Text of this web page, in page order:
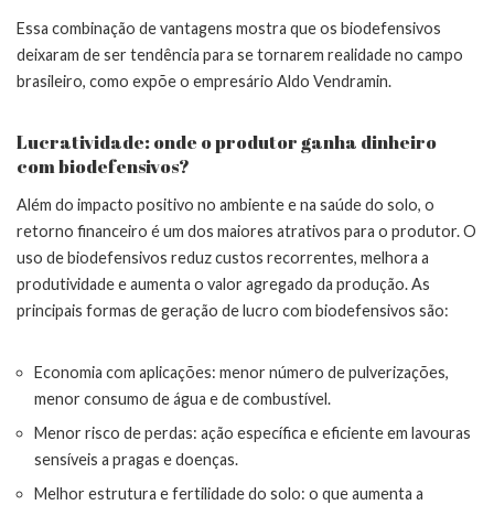
Essa combinação de vantagens mostra que os biodefensivos
deixaram de ser tendência para se tornarem realidade no campo
brasileiro, como expõe o empresário Aldo Vendramin.
Lucratividade: onde o produtor ganha dinheiro
com biodefensivos?
Além do impacto positivo no ambiente e na saúde do solo, o
retorno financeiro é um dos maiores atrativos para o produtor. O
uso de biodefensivos reduz custos recorrentes, melhora a
produtividade e aumenta o valor agregado da produção. As
principais formas de geração de lucro com biodefensivos são:
Economia com aplicações: menor número de pulverizações,
menor consumo de água e de combustível.
Menor risco de perdas: ação específica e eficiente em lavouras
sensíveis a pragas e doenças.
Melhor estrutura e fertilidade do solo: o que aumenta a